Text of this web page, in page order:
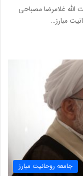
الله غلامرضا مصباحی
مبارز…
جامعه روحانیت مبارز